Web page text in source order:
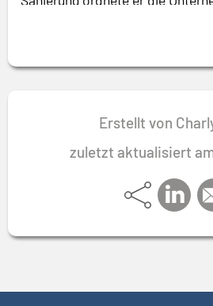
Transparenz in den
schlanke Prozesse auf, die
als Interim Manager
Erstellt von
zuletzt aktualisiert